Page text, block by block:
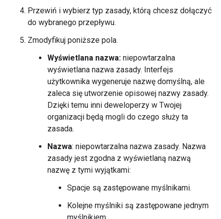
Przewiń i wybierz typ zasady, którą chcesz dołączyć
do wybranego przepływu.
Zmodyfikuj poniższe pola.
Wyświetlana nazwa: niepowtarzalna
wyświetlana nazwa zasady. Interfejs
użytkownika wygeneruje nazwę domyślną, ale
zaleca się utworzenie opisowej nazwy zasady.
Dzięki temu inni deweloperzy w Twojej
organizacji będą mogli do czego służy ta
zasada.
Nazwa: niepowtarzalna nazwa zasady. Nazwa
zasady jest zgodna z wyświetlaną nazwą
nazwę z tymi wyjątkami:
Spacje są zastępowane myślnikami.
Kolejne myślniki są zastępowane jednym